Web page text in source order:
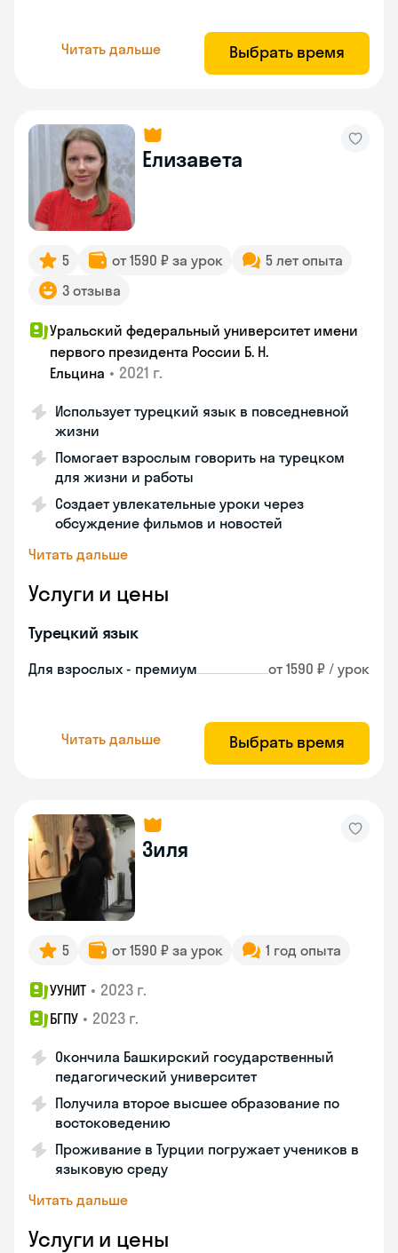
Читать дальше Выбрать время
Елизавета
5 от 1590 ₽ за урок
5 лет опыта
3 отзыва
Уральский федеральный университет имени
первого президента России Б. Н.
Ельцина • 2021 г.
Использует турецкий язык в повседневной
жизни
Помогает взрослым говорить на турецком
для жизни и работы
Создает увлекательные уроки через
обсуждение фильмов и новостей
Читать дальше
Услуги и цены
Турецкий язык
Для взрослых - премиум от 1590 ₽ / урок
Читать дальше Выбрать время
Зиля
5 от 1590 ₽ за урок 1 год опыта
УУНИТ • 2023 г.
БГПУ • 2023 г.
Окончила Башкирский государственный
педагогический университет
Получила второе высшее образование по
востоковедению
Проживание в Турции погружает учеников в
языковую среду
Читать дальше
Услуги и цены